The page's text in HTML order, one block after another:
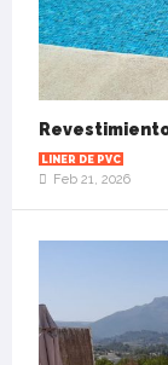
LINER DE PVC
Feb 21, 2026